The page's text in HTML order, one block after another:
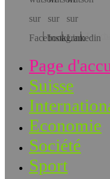
Page
Suisse
Economie
Société
Sport